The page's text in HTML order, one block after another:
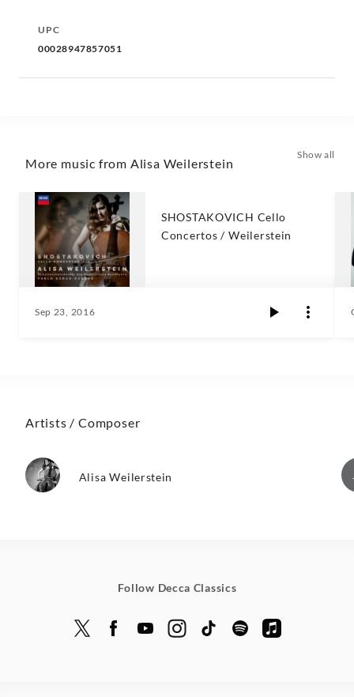
UPC
00028947857051
More music from Alisa Weilerstein
Show all
SHOSTAKOVICH Cello
Concertos / Weilerstein
Sep 23, 2016
Artists / Composer
Alisa Weilerstein
Follow Decca Classics